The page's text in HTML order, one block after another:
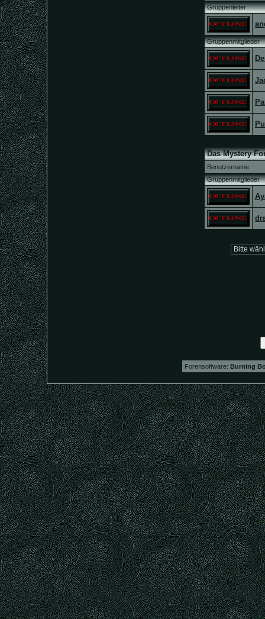
Gruppenleiter
Gruppenmitglieder
Das Mystery
Benutzername
Gruppenmitglieder
Forensoftware: Burning